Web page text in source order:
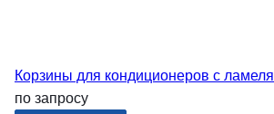
Корзины для кондиционеров с
по запросу